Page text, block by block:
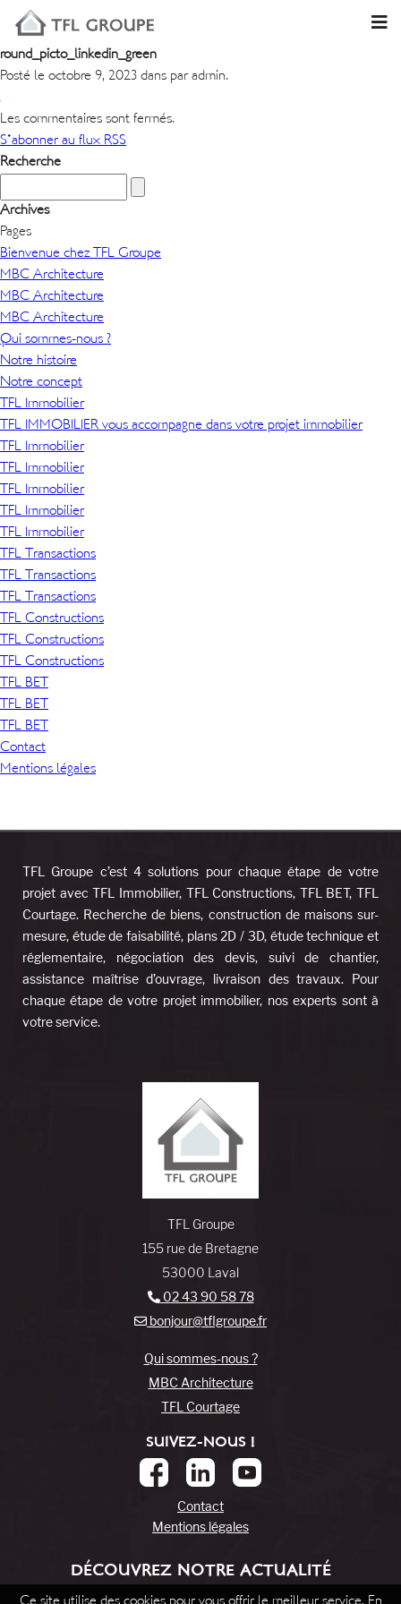
round_picto_linkedin_green
Posté le octobre 9, 2023 dans par admin.
Les commentaires sont fermés.
S'abonner au flux RSS
Recherche
Archives
Pages
Bienvenue chez TFL Groupe
MBC Architecture
MBC Architecture
MBC Architecture
Qui sommes-nous ?
Notre histoire
Notre concept
TFL Immobilier
TFL IMMOBILIER vous accompagne dans votre projet immobilier
TFL Immobilier
TFL Immobilier
TFL Immobilier
TFL Immobilier
TFL Immobilier
TFL Transactions
TFL Transactions
TFL Transactions
TFL Constructions
TFL Constructions
TFL Constructions
TFL BET
TFL BET
TFL BET
Contact
Mentions légales
TFL Groupe c’est 4 solutions pour chaque étape de votre
projet avec TFL Immobilier, TFL Constructions, TFL BET, TFL
Courtage. Recherche de biens, construction de maisons sur-
mesure, étude de faisabilité, plans 2D / 3D, étude technique et
réglementaire, négociation des devis, suivi de chantier,
assistance maîtrise d’ouvrage, livraison des travaux. Pour
chaque étape de votre projet immobilier, nos experts sont à
votre service.
TFL Groupe
155 rue de Bretagne
53000 Laval
02 43 90 58 78
bonjour@tflgroupe.fr
Qui sommes-nous ?
MBC Architecture
TFL Courtage
SUIVEZ-NOUS !
Contact
Mentions légales
DÉCOUVREZ NOTRE ACTUALITÉ